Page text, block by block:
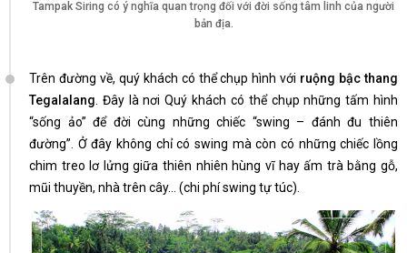
Tampak Siring có ý nghĩa quan trọng đối với đời sống tâm linh của người
bản địa.
Trên đường về, quý khách có thể chụp hình với ruộng bậc thang
Tegalalang . Đây là nơi Quý khách có thể chụp những tấm hình
“sống ảo” để đời cùng những chiếc “swing – đánh đu thiên
đường”. Ở đây không chỉ có swing mà còn có những chiếc lồng
chim treo lơ lửng giữa thiên nhiên hùng vĩ hay ấm trà bằng gỗ,
mũi thuyền, nhà trên cây… (chi phí swing tự túc).